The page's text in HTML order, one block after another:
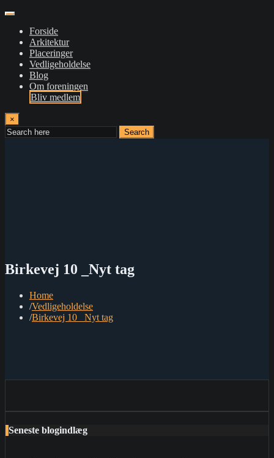
Forside
Arkitektur
Placeringer
Vedligeholdelse
Blog
Om foreningen
Bliv medlem
×
Search
Birkevej 10 _Nyt tag
Home
Vedligeholdelse
Birkevej 10 _Nyt tag
Seneste blogindlæg